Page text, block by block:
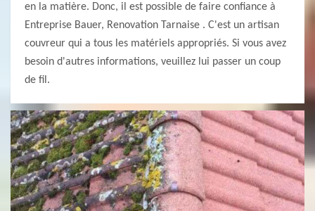
en la matière. Donc, il est possible de faire confiance à
Entreprise Bauer, Renovation Tarnaise . C'est un artisan
couvreur qui a tous les matériels appropriés. Si vous avez
besoin d'autres informations, veuillez lui passer un coup
de fil.